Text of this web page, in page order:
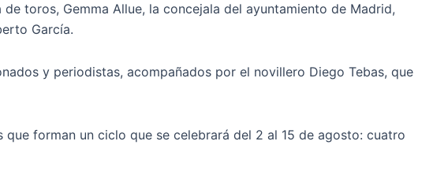
toros, Gemma Allue, la concejala del ayuntamiento de Madrid,
García.
y periodistas, acompañados por el novillero Diego Tebas, que
forman un ciclo que se celebrará del 2 al 15 de agosto: cuatro